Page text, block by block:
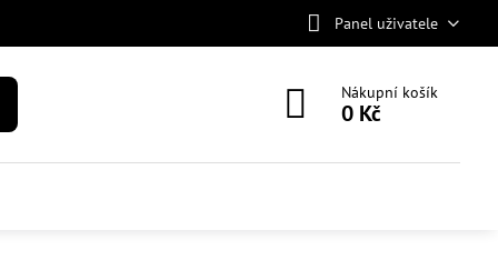
Panel uživatele
Nákupní košík
0 Kč